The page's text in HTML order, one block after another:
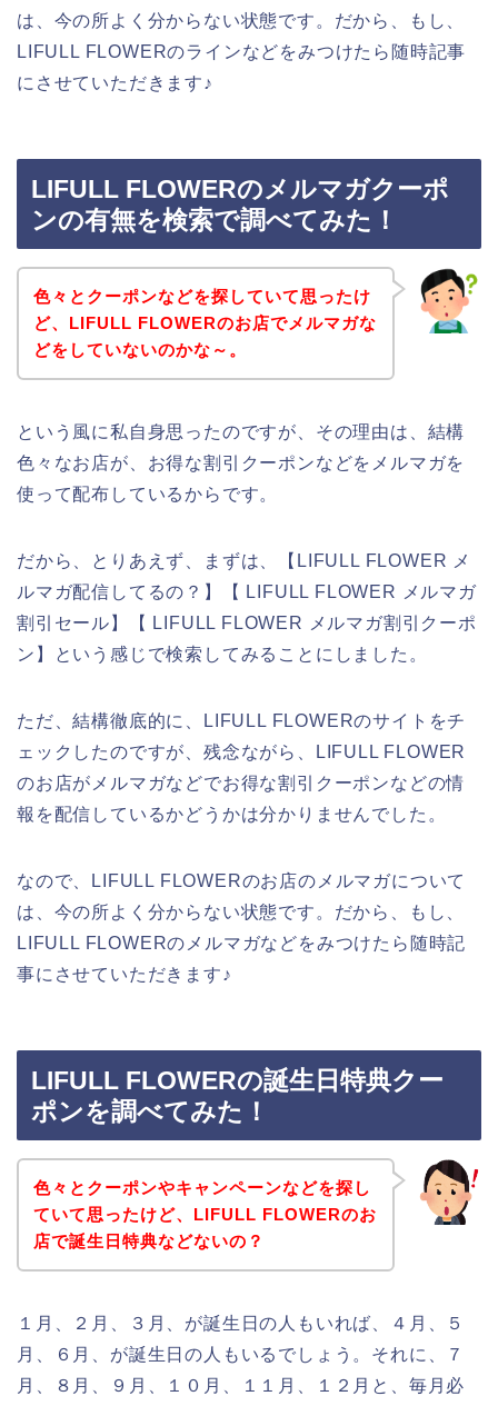
は、今の所よく分からない状態です。だから、もし、
LIFULL FLOWERのラインなどをみつけたら随時記事
にさせていただきます♪
LIFULL FLOWERのメルマガクーポ
ンの有無を検索で調べてみた！
色々とクーポンなどを探していて思ったけ
ど、LIFULL FLOWERのお店でメルマガな
どをしていないのかな～。
という風に私自身思ったのですが、その理由は、結構
色々なお店が、お得な割引クーポンなどをメルマガを
使って配布しているからです。
だから、とりあえず、まずは、【LIFULL FLOWER メ
ルマガ配信してるの？】【 LIFULL FLOWER メルマガ
割引セール】【 LIFULL FLOWER メルマガ割引クーポ
ン】という感じで検索してみることにしました。
ただ、結構徹底的に、LIFULL FLOWERのサイトをチ
ェックしたのですが、残念ながら、LIFULL FLOWER
のお店がメルマガなどでお得な割引クーポンなどの情
報を配信しているかどうかは分かりませんでした。
なので、LIFULL FLOWERのお店のメルマガについて
は、今の所よく分からない状態です。だから、もし、
LIFULL FLOWERのメルマガなどをみつけたら随時記
事にさせていただきます♪
LIFULL FLOWERの誕生日特典クー
ポンを調べてみた！
色々とクーポンやキャンペーンなどを探し
ていて思ったけど、LIFULL FLOWERのお
店で誕生日特典などないの？
１月、２月、３月、が誕生日の人もいれば、４月、５
月、６月、が誕生日の人もいるでしょう。それに、７
月、８月、９月、１０月、１１月、１２月と、毎月必